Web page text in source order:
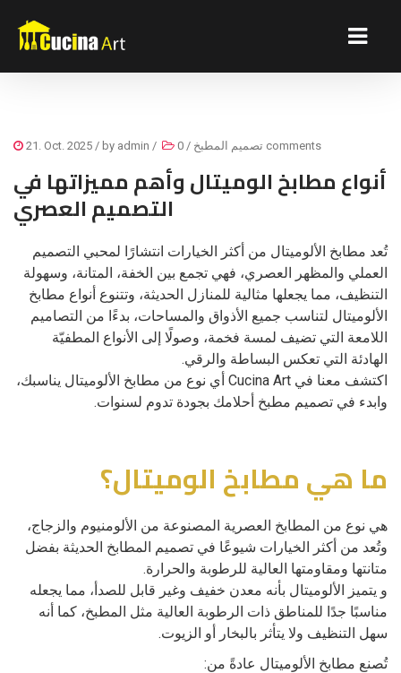
21. Oct. 2025 / by admin / تصميم المطبخ / 0 comments
أنواع مطابخ الوميتال وأهم مميزاتها في
التصميم العصري
تُعد مطابخ الألوميتال من أكثر الخيارات انتشارًا لمحبي التصميم
العملي والمظهر العصري، فهي تجمع بين الخفة، المتانة، وسهولة
التنظيف، مما يجعلها مثالية للمنازل الحديثة، وتتنوع أنواع مطابخ
الألوميتال لتناسب جميع الأذواق والمساحات، بدءًا من التصاميم
اللامعة التي تضيف لمسة فخمة، وصولًا إلى الأنواع المطفيّة
الهادئة التي تعكس البساطة والرقي.
اكتشف معنا في Cucina Art أي نوع من مطابخ الألوميتال يناسبك،
وابدء في تصميم مطبخ أحلامك بجودة تدوم لسنوات.
ما هي مطابخ الوميتال؟
هي نوع من المطابخ العصرية المصنوعة من الألومنيوم والزجاج،
وتُعد من أكثر الخيارات شيوعًا في تصميم المطابخ الحديثة بفضل
متانتها ومقاومتها العالية للرطوبة والحرارة.
و يتميز الألوميتال بأنه معدن خفيف وغير قابل للصدأ، مما يجعله
مناسبًا جدًا للمناطق ذات الرطوبة العالية مثل المطبخ، كما أنه
سهل التنظيف ولا يتأثر بالبخار أو الزيوت.
تُصنع مطابخ الألوميتال عادةً من: